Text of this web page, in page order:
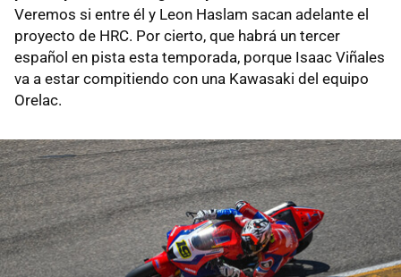
Veremos si entre él y Leon Haslam sacan adelante el
proyecto de HRC. Por cierto, que habrá un tercer
español en pista esta temporada, porque Isaac Viñales
va a estar compitiendo con una Kawasaki del equipo
Orelac.